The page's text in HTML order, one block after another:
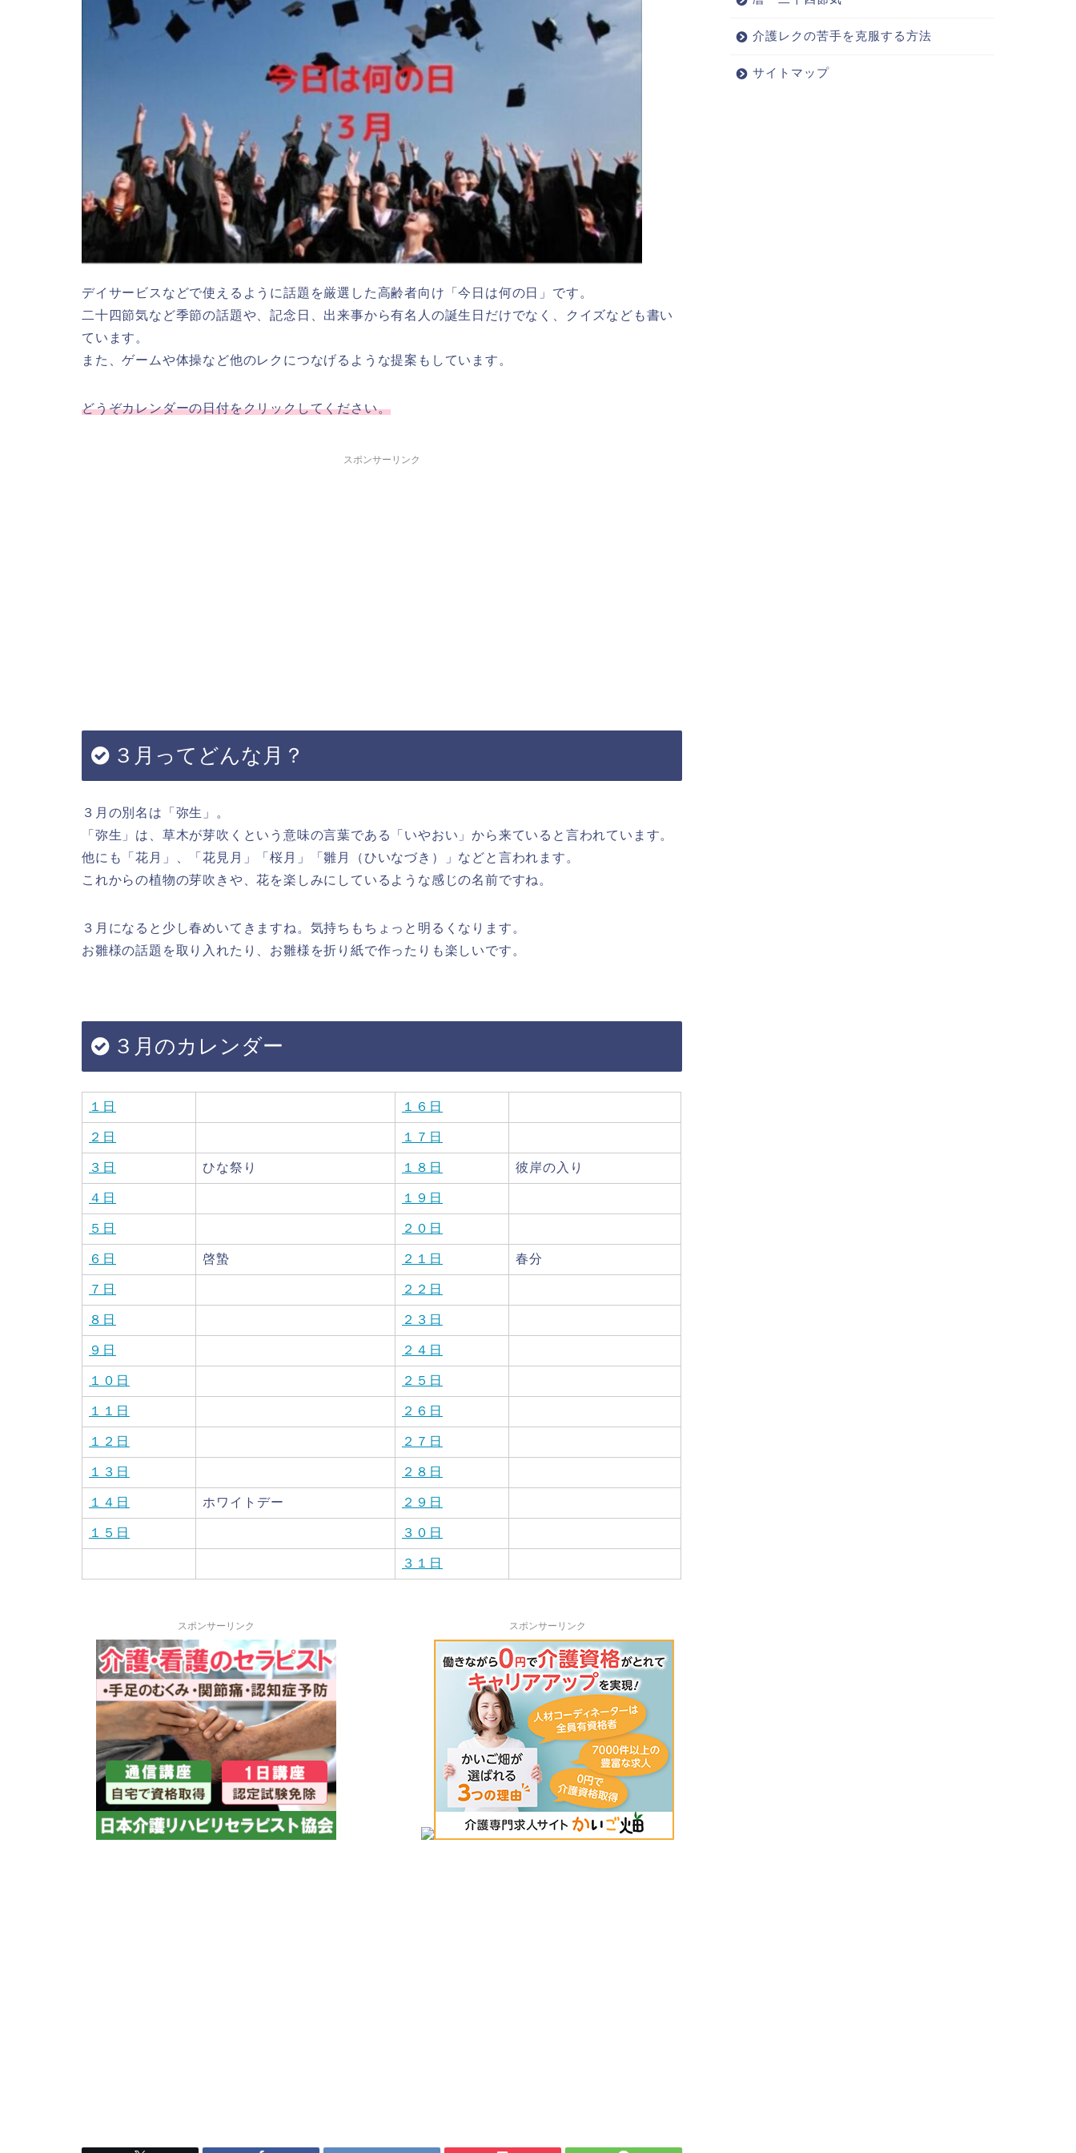
デイサービスなどで使えるように話題を厳選した高齢者向け「今日は何の日」です。
二十四節気など季節の話題や、記念日、出来事から有名人の誕生日だけでなく、クイズなども書い
ています。
また、ゲームや体操など他のレクにつなげるような提案もしています。
どうぞカレンダーの日付をクリックしてください。
スポンサーリンク
３月ってどんな月？
３月の別名は「弥生」。
「弥生」は、草木が芽吹くという意味の言葉である「いやおい」から来ていると言われています。
他にも「花月」、「花見月」「桜月」「雛月（ひいなづき）」などと言われます。
これからの植物の芽吹きや、花を楽しみにしているような感じの名前ですね。
３月になると少し春めいてきますね。気持ちもちょっと明るくなります。
お雛様の話題を取り入れたり、お雛様を折り紙で作ったりも楽しいです。
３月のカレンダー
１日 １６日
２日 １７日
３日 ひな祭り １ ８ 日 彼岸の入り
４日 １９日
５日 ２０日
６日 啓蟄 ２１日 春分
７日 ２２日
８日 ２３日
９日 ２４日
１０日 ２５日
１１日 ２６日
１２日 ２７日
１３日 ２８日
１４日 ホワイトデー ２９日
１５日 ３０日
３１日
スポンサーリンク スポンサーリンク
介護レクの苦手を克服する方法
サイトマップ